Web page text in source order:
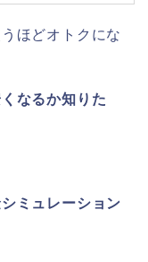
ほどオトクにな
なるか知りた
ミュレーション